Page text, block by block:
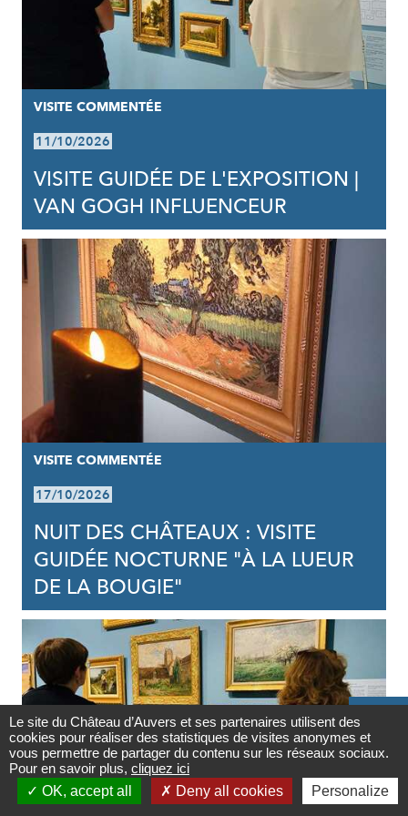
Contact

Newsletter
VISITE COMMENTÉE
11/10/2026
VISITE GUIDÉE DE L'EXPOSITION |
VAN GOGH INFLUENCEUR
VISITE COMMENTÉE
17/10/2026
NUIT DES CHÂTEAUX : VISITE
GUIDÉE NOCTURNE "À LA LUEUR
DE LA BOUGIE"
Le site du Château d’Auvers et ses partenaires utilisent des
cookies pour réaliser des statistiques de visites anonymes et
vous permettre de partager du contenu sur les réseaux sociaux.
Pour en savoir plus, cliquez ici
OK, accept all
Deny all cookies Personalize